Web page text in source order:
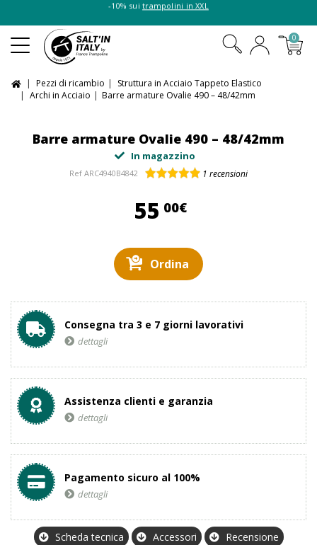
-10% suitrampolini in XXL
0
Pezzi di ricambio
Struttura in Acciaio Tappeto Elastico
Archi in Acciaio
Barre armature Ovalie 490 – 48/42mm
Barre armature Ovalie 490 – 48/42mm
In magazzino
Ref ARC4940B4842 1 recensioni
55 00€55,00 €
Ordina
Consegna tra 3 e 7 giorni lavorativi
dettagli
Assistenza clienti e garanzia
dettagli
Pagamento sicuro al 100%
dettagli
Scheda tecnica Accessori Recensione